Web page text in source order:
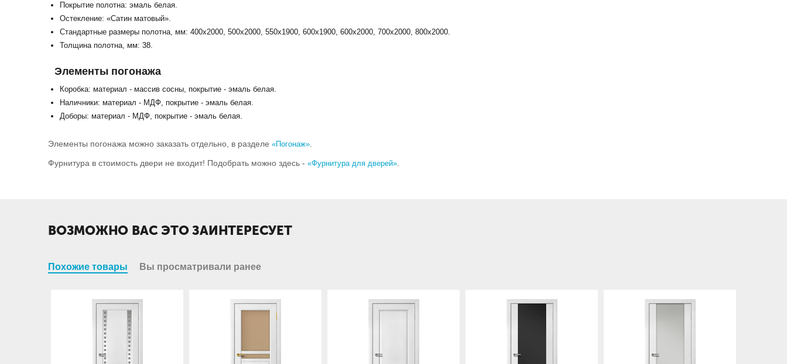
Покрытие полотна: эмаль белая.
Остекление: «Сатин матовый».
Стандартные размеры полотна, мм: 400x2000, 500x2000, 550x1900, 600x1900, 600x2000, 700x2000, 800x2000.
Толщина полотна, мм: 38.
Элементы погонажа
Коробка: материал - массив сосны, покрытие - эмаль белая.
Наличники: материал - МДФ, покрытие - эмаль белая.
Доборы: материал - МДФ, покрытие - эмаль белая.
Элементы погонажа можно заказать отдельно, в разделе «Погонаж»
Фурнитура в стоимость двери не входит! Подобрать можно здесь - «Фурнитура для дверей»
ВОЗМОЖНО ВАС ЭТО ЗАИНТЕРЕСУЕТ
Похожие товары Вы просматривали ранее